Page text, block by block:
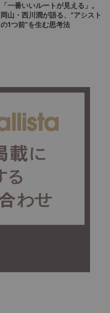
「一番いいルートが見える」。
岡山・西川潤が語る、“アシスト
の1つ前”を生む思考法